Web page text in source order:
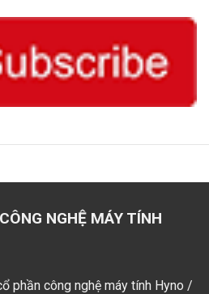
NGHỆ MÁY TÍNH
phần công nghệ máy tính Hyno /